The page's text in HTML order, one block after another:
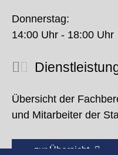
Donnerstag:
14:00 Uhr - 18:00 Uhr
Übersicht der
und Mitarbeiter der
zur Übersicht